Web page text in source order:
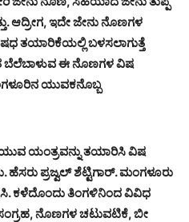
ಆದ್ರೀಗ, ಇದೇ ಜೇನು ನೊಣಗಳ
ತಯಾರಿಕೆಯಲ್ಲಿ ಬಳಸಲಾಗುತ್ತೆ
ಬೆಲೆಬಾಳುವ ಈ ನೊಣಗಳ ವಿಷ
ಯುವಕನೊಬ್ಬ
ಯಂತ್ರವನ್ನು ತಯಾರಿಸಿ ವಿಷ
ಪ್ರಜ್ವಲ್ ಶೆಟ್ಟಿಗಾರ್. ಮಂಗಳೂರು
ಕಳೆದೊಂದು ತಿಂಗಳಿನಿಂದ ವಿವಿಧ
ನೊಣಗಳ ಚಟುವಟಿಕೆ, ಬೀ